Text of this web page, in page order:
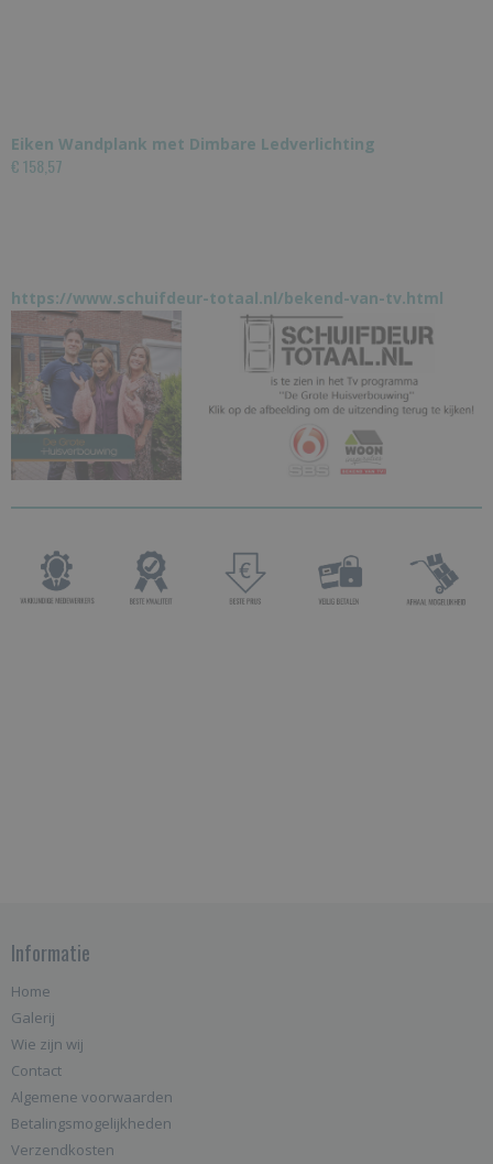
Eiken Wandplank met Dimbare Ledverlichting
€ 158,57
https://www.schuifdeur-totaal.nl/bekend-van-tv.html
Informatie
Home
Galerij
Wie zijn wij
Contact
Algemene voorwaarden
Betalingsmogelijkheden
Verzendkosten